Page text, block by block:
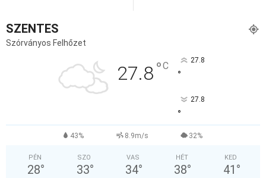
SZENTES
Szórványos Felhőzet
27.8°C 27.8
°
27.8
°
43% 8.9m/s 32%
PÉN
28°
SZO
33°
VAS
34°
HÉT
38°
KED
41 °